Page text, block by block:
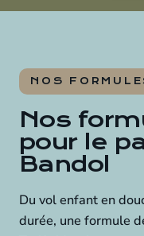
NOS
Nos
pour le
Bandol
Du vol enfant en
durée, une formule